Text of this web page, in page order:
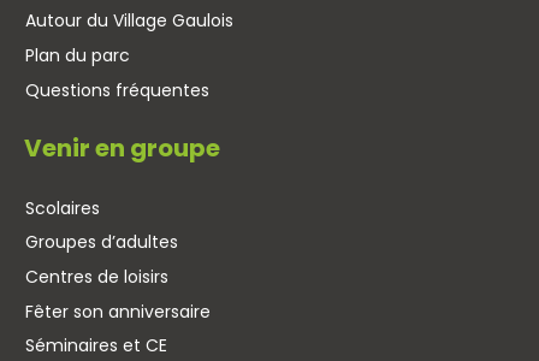
Autour du Village Gaulois
Plan du parc
Questions fréquentes
Venir en groupe
Scolaires
Groupes d’adultes
Centres de loisirs
Fêter son anniversaire
Séminaires et CE